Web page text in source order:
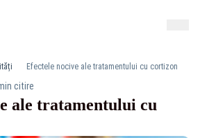
Efectele nocive ale tratamentului cu cortizon
citire
ale tratamentului cu